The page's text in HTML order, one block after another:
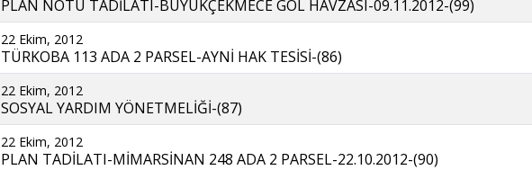
PLAN NOTU TADİLATI-BÜYÜKÇEKMECE GÖL HAVZASI-09.11.2012-(99)
22 Ekim, 2012
TÜRKOBA 113 ADA 2 PARSEL-AYNİ HAK TESİSİ-(86)
22 Ekim, 2012
SOSYAL YARDIM YÖNETMELİĞİ-(87)
22 Ekim, 2012
PLAN TADİLATI-MİMARSİNAN 248 ADA 2 PARSEL-22.10.2012-(90)